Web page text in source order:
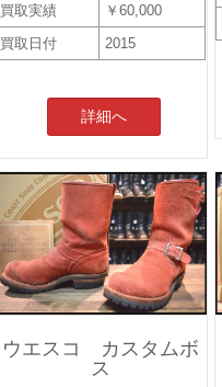
買取実績
￥60,000
買取日付
2015
詳細へ
ウエスコ カスタムボ
ス